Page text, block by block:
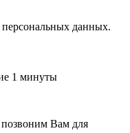
данных.
1 минуты
Вам для